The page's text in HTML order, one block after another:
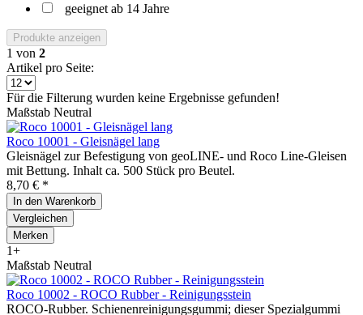
geeignet ab 14 Jahre
Produkte anzeigen
1 von 2
Artikel pro Seite:
Für die Filterung wurden keine Ergebnisse gefunden!
Maßstab Neutral
Roco 10001 - Gleisnägel lang
Gleisnägel zur Befestigung von geoLINE- und Roco Line-Gleisen
mit Bettung. Inhalt ca. 500 Stück pro Beutel.
8,70 € *
In den Warenkorb
Vergleichen
Merken
1+
Maßstab Neutral
Roco 10002 - ROCO Rubber - Reinigungsstein
ROCO-Rubber. Schienenreinigungsgummi; dieser Spezialgummi